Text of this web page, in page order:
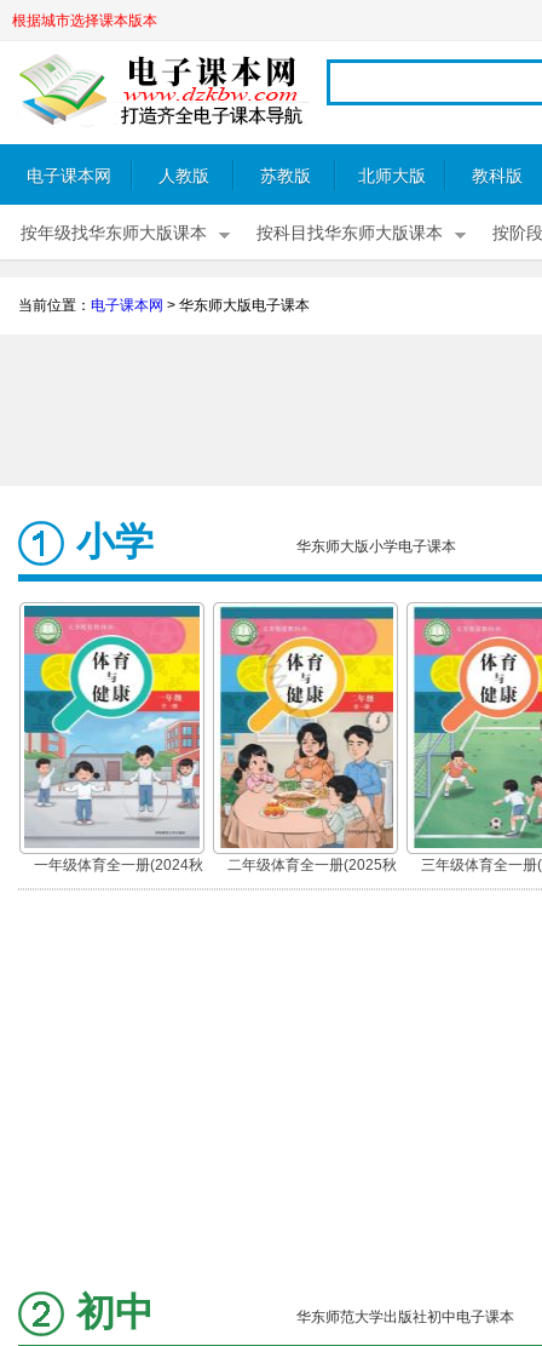
根据城市选择课本版本
电子课本网 人教版 苏教版 北师大版 教科版
按年级找华东师大版课本 按科目找华东师大版课本 按阶
当前位置： 电子课本网 > 华东师大版电子课本
小学 华东师大版小学电子课本
一年级体育全一册(2024秋
版)
二年级体育全一册(2025秋
版)
三年级体育全一册
版)
初中 华东师范大学出版社初中电子课本